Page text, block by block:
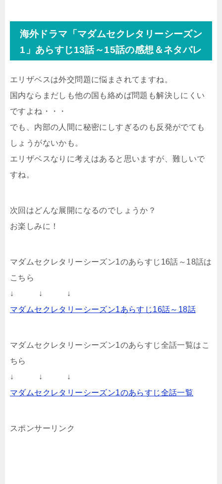
海外ドラマ「マダムセクレタリーシーズン
1」あらすじ13話～15話の感想＆ネタバレ
エリザベスは外交問題に悩まされてますね。
国内ならまだしも他の国も絡めば問題も解決しにくい
ですよね・・・
でも、内部の人間に秘密にしすぎるのも反発がでても
しょうがないかも。
エリザベスなりに考えはあると思いますが、難しいで
すね。
次回はどんな展開になるのでしょうか？
お楽しみに！
マダムセクレタリーシーズン1のあらすじ16話～18話は
こちら
↓ ↓ ↓
マダムセクレタリーシーズン1あらすじ16話～18話
マダムセクレタリーシーズン1のあらすじ全話一覧はこ
ちら
↓ ↓ ↓
マダムセクレタリーシーズン1のあらすじ全話一覧
スポンサーリンク